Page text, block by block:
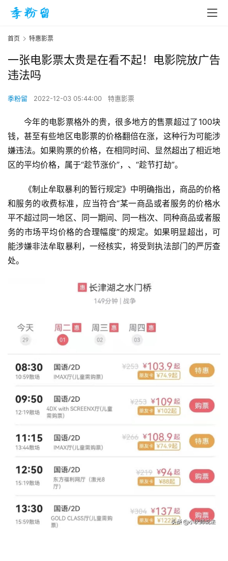
页
首页 特惠影票
一张电影票太贵是在看不起！电影院放广告
违法吗
季粉留 2022-12-03 05:44:00 特惠影票
今年的电影票格外的贵，很多地方的售票超过了100块
钱，甚至有些地区电影票的价格翻倍在涨，这种行为可能涉
嫌违法。如果购票的价格，在相同时间、显然超出了相近地
区的平均价格，属于“趁节涨价”，、“趁节打劫”。
《制止牟取暴利的暂行规定》中明确指出，商品的价格
和服务的收费标准，应当符合“某一商品或者服务的价格水
平不超过同一地区、同一期间、同一档次、同种商品或者服
务的市场平均价格的合理幅度”的规定。如果明显超出，可
能涉嫌非法牟取暴利，一经核实，将受到执法部门的严厉查
处。